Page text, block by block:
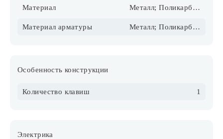
Материал Металл; Поликарбонат
Материал арматуры Металл; Поликарбонат
Особенность конструкции
Количество клавиш 1
Электрика